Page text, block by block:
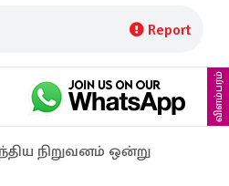
Report
விளம்பரம்
நிறுவனம் ஒன்று